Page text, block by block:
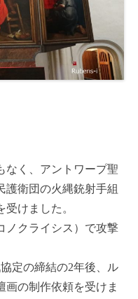
なく、アントワープ聖
護衛団の火縄銃射手組
けました。
ノクライシス）で攻撃
定の締結の2年後、ル
画の制作依頼を受けま